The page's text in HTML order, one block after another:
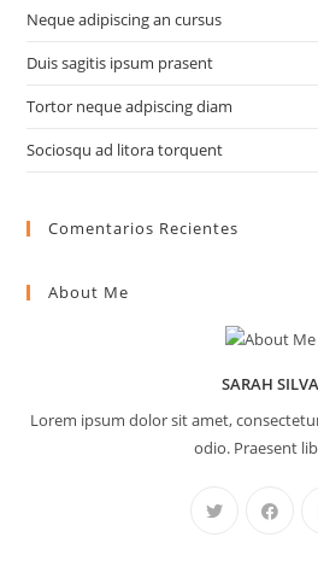
Neque adipiscing an cursus
Duis sagitis ipsum prasent
Tortor neque adpiscing diam
Sociosqu ad litora torquent
Comentarios Recientes
About Me
SARAH SILVA
Lorem ipsum dolor sit amet,
odio. Praesent